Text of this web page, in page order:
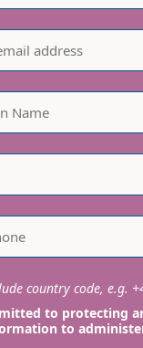
country code, e.g.
to protecting
to